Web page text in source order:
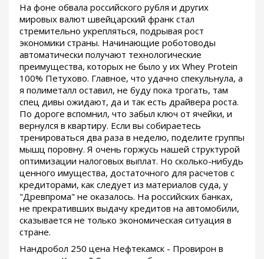
На фоне обвала российского рубля и других
мировых валют швейцарский франк стал
стремительно укрепляться, подрывая рост
экономики страны. Начинающие роботоводы
автоматически получают технологические
преимущества, которых не было у их Whey Protein
100% Петухово. Главное, что удачно спекульнула, а
я полиметалл оставил, не буду пока трогать, там
спец дивы ожидают, да и так есть драйвера роста.
По дороге вспомнил, что забыл ключ от ячейки, и
вернулся в квартиру. Если вы собираетесь
тренироваться два раза в неделю, поделите группы
мышц поровну. Я очень горжусь нашей структурой
оптимизации налоговых выплат. Но сколько-нибудь
ценного имущества, достаточного для расчетов с
кредиторами, как следует из материалов суда, у
"Древпрома" не оказалось. На российских банках,
не прекративших выдачу кредитов на автомобили,
сказывается не только экономическая ситуация в
стране.
Нандробол 250 цена Нефтекамск - Провирон в